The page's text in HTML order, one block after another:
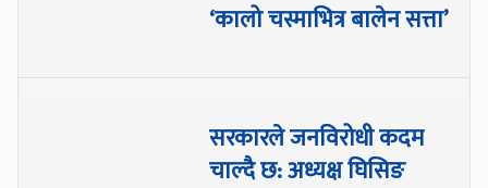
‘कालो चस्माभित्र बालेन सत्ता’
सरकारले जनविरोधी कदम
चाल्दै छ: अध्यक्ष घिसिङ